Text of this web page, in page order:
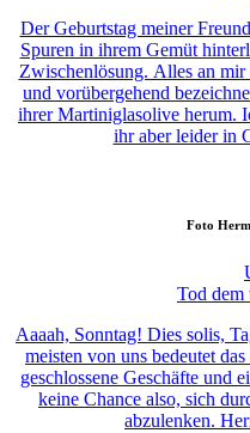
Der Geburtstag meiner
Spuren in ihrem Gemüt
Zwischenlösung. Alles an mir
und vorübergehend
ihrer Martiniglasolive herum.
ihr aber leider in
Foto
Tod dem
Aaaah, Sonntag! Dies solis,
meisten von uns bedeutet
geschlossene Geschäfte und
keine Chance also, sich
abzulenken.